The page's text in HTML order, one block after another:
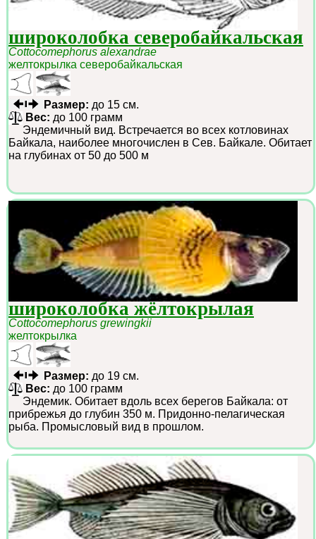
широколобка северобайкальская
Cottocomephorus alexandrae
желтокрылка северобайкальская
Размер: до 15 см.
Вес: до 100 грамм
Эндемичный вид. Встречается во всех котловинах
Байкала, наиболее многочислен в Сев. Байкале. Обитает
на глубинах от 50 до 500 м
широколобка жёлтокрылая
Cottocomephorus grewingkii
желтокрылка
Размер: до 19 см.
Вес: до 100 грамм
Эндемик. Обитает вдоль всех берегов Байкала: от
прибрежья до глубин 350 м. Придонно-пелагическая
рыба. Промысловый вид в прошлом.